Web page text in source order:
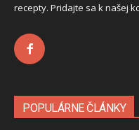
recepty. Pridajte sa k našej
POPULÁRNE ČLÁNKY